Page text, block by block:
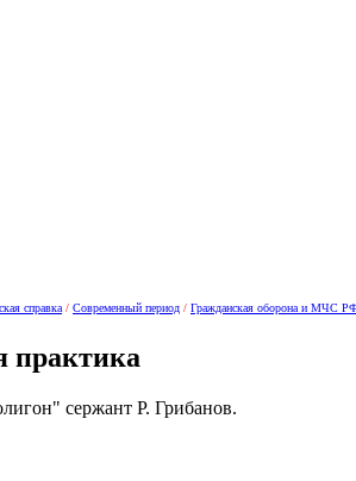
справка / Современный период / Гражданская оборона и МЧС
практика
сержант Р. Грибанов.